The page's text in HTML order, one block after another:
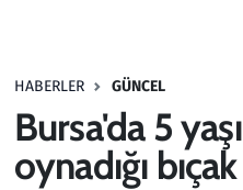
HABERLER GÜNCEL
Bursa'da 5
oynadığı
Haber
Kültür Sanat